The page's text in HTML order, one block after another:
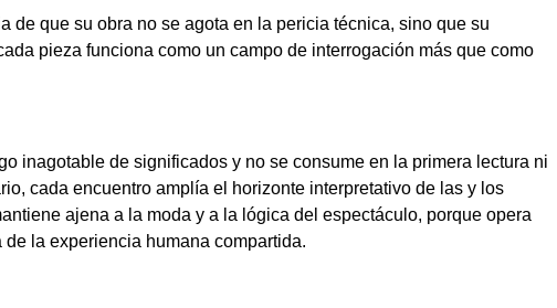
de que su obra no se agota en la pericia técnica, sino que su
pieza funciona como un campo de interrogación más que como
inagotable de significados y no se consume en la primera lectura ni
cada encuentro amplía el horizonte interpretativo de las y los
ajena a la moda y a la lógica del espectáculo, porque opera
la experiencia humana compartida.